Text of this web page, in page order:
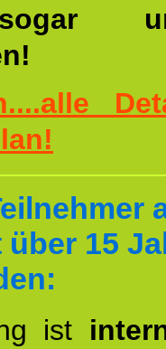
15
ist